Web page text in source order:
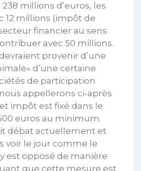
millions d’euros, les
12 millions (impôt de
financier au sens
avec 50 millions.
provenir d’une
d’une certaine
de participation
appellerons ci-après
impôt est fixé dans le
euros au minimum.
débat actuellement et
voir le jour comme le
est opposé de manière
que cette mesure est